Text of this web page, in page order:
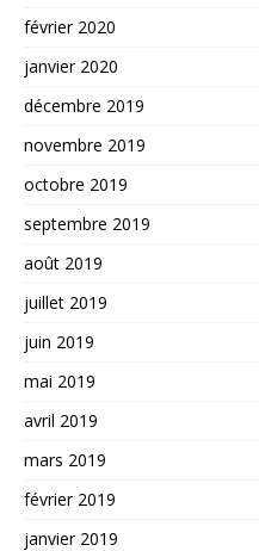
février 2020
janvier 2020
décembre 2019
novembre 2019
octobre 2019
septembre 2019
août 2019
juillet 2019
juin 2019
mai 2019
avril 2019
mars 2019
février 2019
janvier 2019